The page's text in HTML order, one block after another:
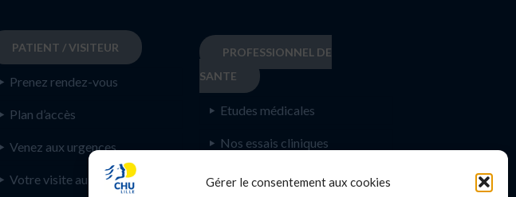
Gérer le consentement aux cookies
PATIENT / VISITEUR
Prenez rendez-vous
Plan d’accès
Venez aux urgences
Votre visite au CHU de Lille
PROFESSIONNEL DE
SANTE
Etudes médicales
Nos essais cliniques
Ecoles paramédicales